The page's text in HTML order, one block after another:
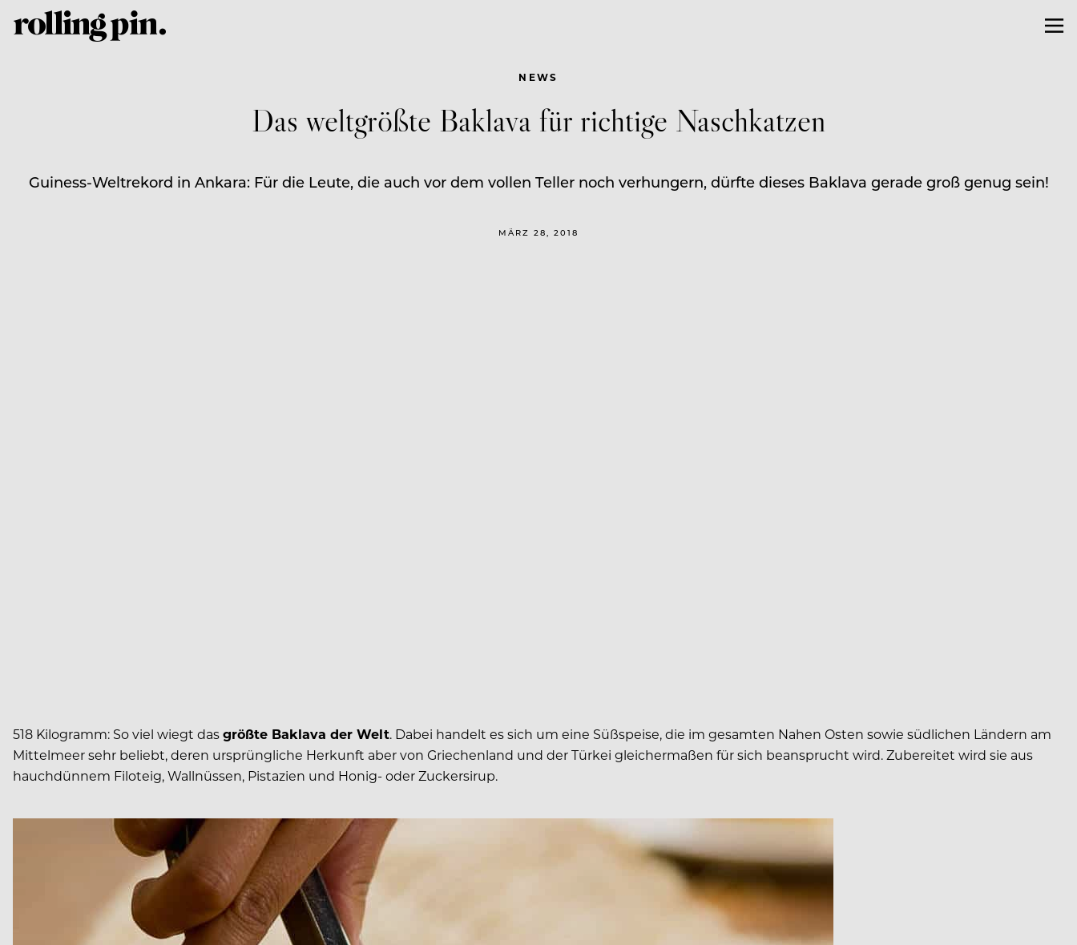
NEWS
Das weltgrößte Baklava für richtige Naschkatzen
Guiness-Weltrekord in Ankara: Für die Leute, die auch vor dem vollen Teller noch verhungern, dürfte dieses Baklava gerade groß genug sein!
MÄRZ 28, 2018
518 Kilogramm: So viel wiegt dasgrößte Baklava der Welt. Dabei handelt es sich um eine Süßspeise, die im gesamten Nahen Osten sowie südlichen Ländern am
Mittelmeer sehr beliebt, deren ursprüngliche Herkunft aber von Griechenland und der Türkei gleichermaßen für sich beansprucht wird. Zubereitet wird sie aus
hauchdünnem Filoteig, Wallnüssen, Pistazien und Honig- oder Zuckersirup.